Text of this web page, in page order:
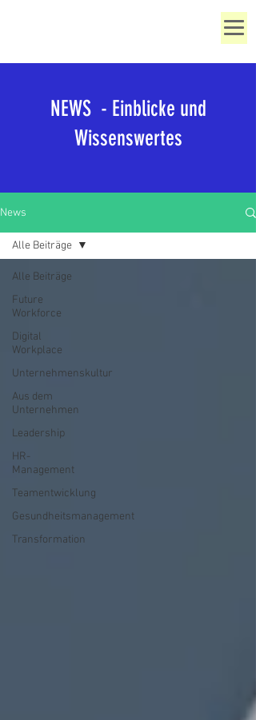
NEWS - Einblicke und
Wissenswertes
News
Alle Beiträge
Future
Workforce
Digital
Workplace
Unternehmenskultur
Aus dem
Unternehmen
Leadership
HR-
Management
Teamentwicklung
Gesundheitsmanagement
Transformation
Alle Beiträge